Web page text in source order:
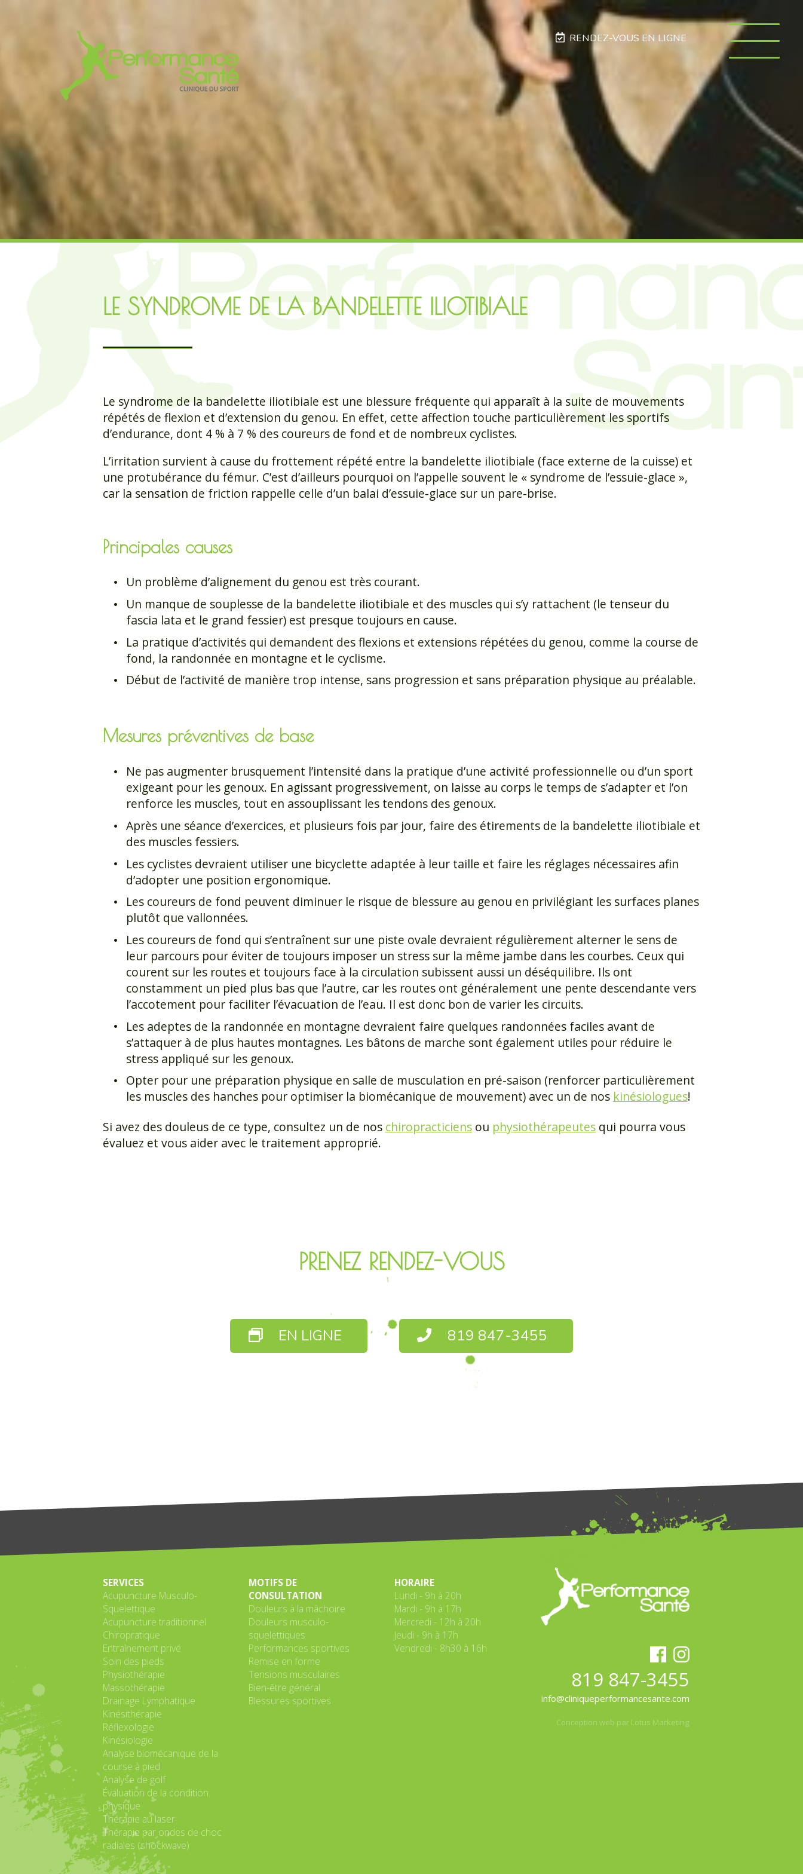
RENDEZ-VOUS EN LIGNE
LE SYNDROME DE LA BANDELETTE ILIOTIBIALE
Le syndrome de la bandelette iliotibiale est une blessure fréquente qui apparaît à la suite de mouvements
répétés de flexion et d’extension du genou. En effet, cette affection touche particulièrement les sportifs
d’endurance, dont 4 % à 7 % des coureurs de fond et de nombreux cyclistes.
L’irritation survient à cause du frottement répété entre la bandelette iliotibiale (face externe de la cuisse) et
une protubérance du fémur. C’est d’ailleurs pourquoi on l’appelle souvent le « syndrome de l’essuie-glace »,
car la sensation de friction rappelle celle d’un balai d’essuie-glace sur un pare-brise.
Principales causes
Un problème d’alignement du genou est très courant.
Un manque de souplesse de la bandelette iliotibiale et des muscles qui s’y rattachent (le tenseur du
fascia lata et le grand fessier) est presque toujours en cause.
La pratique d’activités qui demandent des flexions et extensions répétées du genou, comme la course de
fond, la randonnée en montagne et le cyclisme.
Début de l’activité de manière trop intense, sans progression et sans préparation physique au préalable.
Mesures préventives de base
Ne pas augmenter brusquement l’intensité dans la pratique d’une activité professionnelle ou d’un sport
exigeant pour les genoux. En agissant progressivement, on laisse au corps le temps de s’adapter et l’on
renforce les muscles, tout en assouplissant les tendons des genoux.
Après une séance d’exercices, et plusieurs fois par jour, faire des étirements de la bandelette iliotibiale et
des muscles fessiers.
Les cyclistes devraient utiliser une bicyclette adaptée à leur taille et faire les réglages nécessaires afin
d’adopter une position ergonomique.
Les coureurs de fond peuvent diminuer le risque de blessure au genou en privilégiant les surfaces planes
plutôt que vallonnées.
Les coureurs de fond qui s’entraînent sur une piste ovale devraient régulièrement alterner le sens de
leur parcours pour éviter de toujours imposer un stress sur la même jambe dans les courbes. Ceux qui
courent sur les routes et toujours face à la circulation subissent aussi un déséquilibre. Ils ont
constamment un pied plus bas que l’autre, car les routes ont généralement une pente descendante vers
l’accotement pour faciliter l’évacuation de l’eau. Il est donc bon de varier les circuits.
Les adeptes de la randonnée en montagne devraient faire quelques randonnées faciles avant de
s’attaquer à de plus hautes montagnes. Les bâtons de marche sont également utiles pour réduire le
stress appliqué sur les genoux.
Opter pour une préparation physique en salle de musculation en pré-saison (renforcer particulièrement
les muscles des hanches pour optimiser la biomécanique de mouvement) avec un de nos kinésiologues!
Si avez des douleus de ce type, consultez un de nos chiropracticiens ou physiothérapeutes qui pourra vous
évaluez et vous aider avec le traitement approprié.
PRENEZ RENDEZ-VOUS
EN LIGNE 819 847-3455
SERVICES
Acupuncture Musculo-
Squelettique
Acupuncture traditionnel
Chiropratique
Entraînement privé
Soin des pieds
Physiothérapie
Massothérapie
Drainage Lymphatique
Kinésithérapie
Réflexologie
Kinésiologie
Analyse biomécanique de la
course à pied
Analyse de golf
Évaluation de la condition
physique
Thérapie au laser
Thérapie par ondes de choc
radiales (shockwave)
MOTIFS DE
CONSULTATION
Douleurs à la mâchoire
Douleurs musculo-
squelettiques
Performances sportives
Remise en forme
Tensions musculaires
Bien-être général
Blessures sportives
HORAIRE
Lundi - 9h à 20h
Mardi - 9h à 17h
Mercredi - 12h à 20h
Jeudi - 9h à 17h
Vendredi - 8h30 à 16h
819 847-3455
info@cliniqueperformancesante.com
Conception web par Lotus Marketing